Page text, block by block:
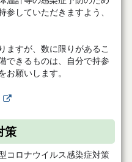
参していただきますよう、
ますが、数に限りがあるこ
できるものは、自分で持参
お願いします。
策
コロナウイルス感染症対策